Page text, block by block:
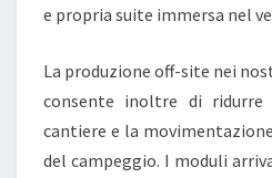
A
P
E
G
G
e propria suite immersa nel
La produzione off-site nei
consente inoltre di
cantiere e la
del campeggio. I moduli